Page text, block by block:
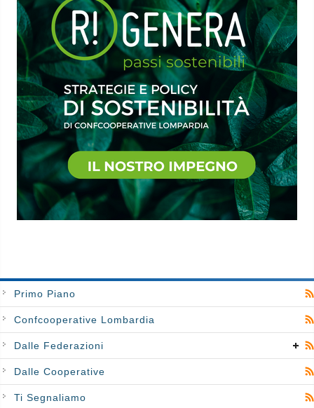
Primo Piano
Confcooperative Lombardia
Dalle Federazioni
Dalle Cooperative
Ti Segnaliamo